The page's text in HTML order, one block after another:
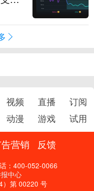
视频 直播
订阅
动漫 游戏 试用
营销 反馈
：400-052-0066
中心
）第 00220 号